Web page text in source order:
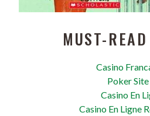
MUST-
Casino
Poker Site
Casino En
Casino En Ligne